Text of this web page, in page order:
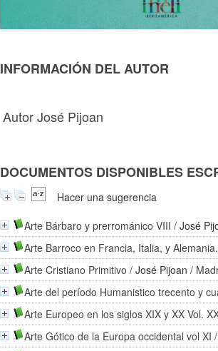
INFORMACIÓN DEL AUTOR
Autor José Pijoan
DOCUMENTOS DISPONIBLES
Hacer una sugerencia
Arte Bárbaro y prerrománico VIII /José
Arte Barroco en Francia, Italia, y
Arte Cristiano Primitivo /José Pijoan /
Arte del período Humanistico trecento y
Arte Europeo en los siglos XIX y XX Vol.
Arte Gótico de la Europa occidental vol XI